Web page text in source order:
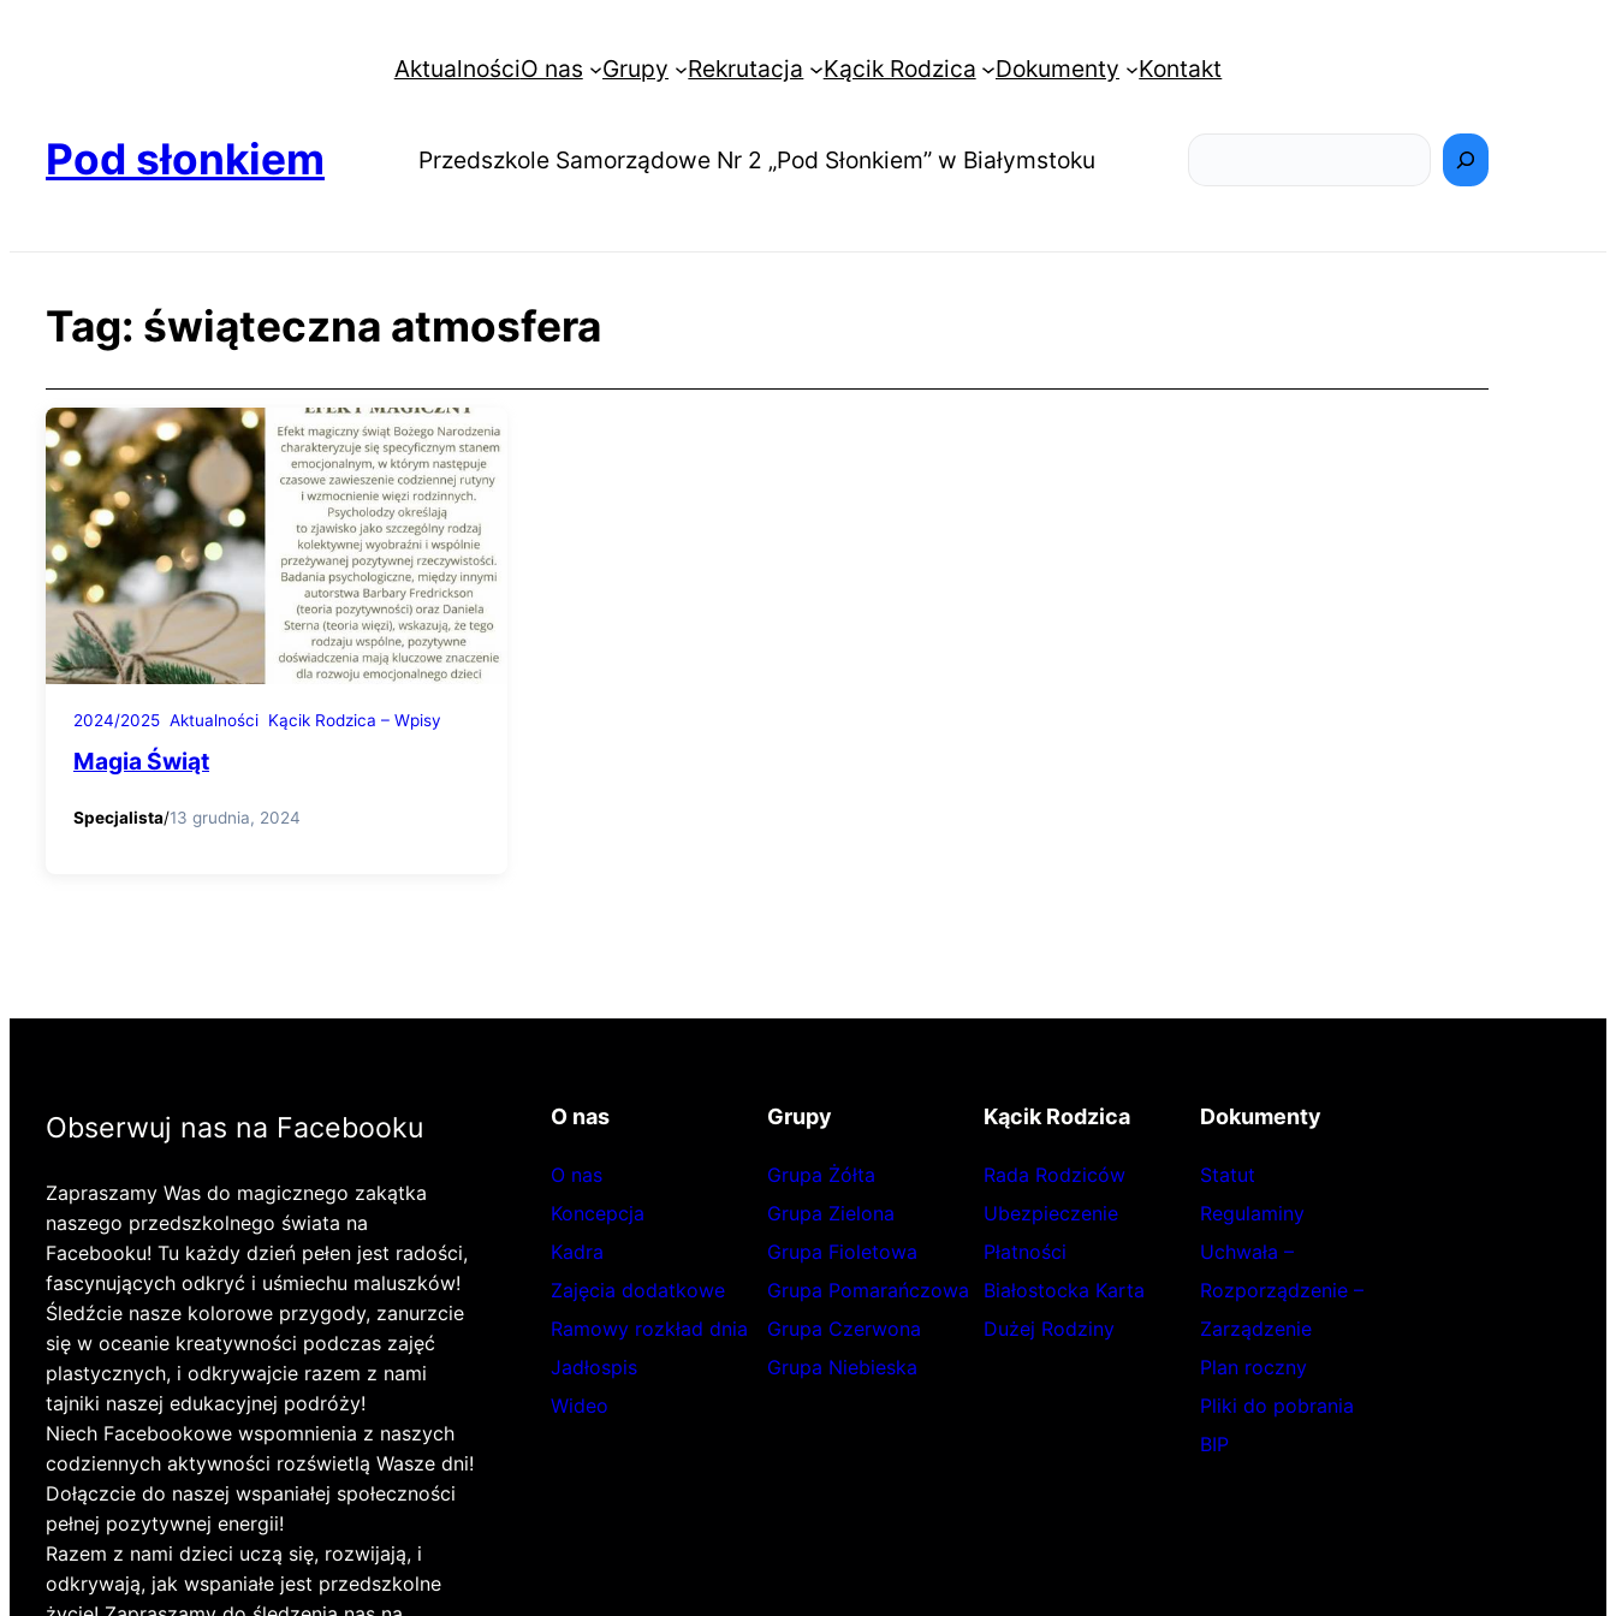
AktualnościO nas Grupy Rekrutacja Kącik Rodzica Dokumenty Kontakt
Pod słonkiem Przedszkole Samorządowe Nr 2 „Pod Słonkiem” w Białymstoku
Tag: świąteczna atmosfera
2024/2025 Aktualności Kącik Rodzica – Wpisy
Magia Świąt
Specjalista/13 grudnia, 2024
Obserwuj nas na Facebooku
Zapraszamy Was do magicznego zakątka
naszego przedszkolnego świata na
Facebooku! Tu każdy dzień pełen jest radości,
fascynujących odkryć i uśmiechu maluszków!
Śledźcie nasze kolorowe przygody, zanurzcie
się w oceanie kreatywności podczas zajęć
plastycznych, i odkrywajcie razem z nami
tajniki naszej edukacyjnej podróży!
Niech Facebookowe wspomnienia z naszych
codziennych aktywności rozświetlą Wasze dni!
Dołączcie do naszej wspaniałej społeczności
pełnej pozytywnej energii!
Razem z nami dzieci uczą się, rozwijają, i
odkrywają, jak wspaniałe jest przedszkolne
O nas
O nas
Koncepcja
Kadra
Zajęcia dodatkowe
Ramowy rozkład dnia
Jadłospis
Wideo
Grupy
Grupa Żółta
Grupa Zielona
Grupa Fioletowa
Grupa Pomarańczowa
Grupa Czerwona
Grupa Niebieska
Kącik Rodzica
Rada Rodziców
Ubezpieczenie
Płatności
Białostocka Karta
Dużej Rodziny
Dokumenty
Statut
Regulaminy
Uchwała –
Rozporządzenie –
Zarządzenie
Plan roczny
Pliki do pobrania
BIP